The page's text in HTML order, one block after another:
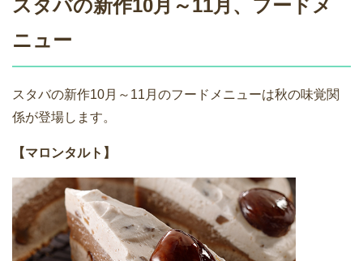
スタバの新作10月～11月、フードメ
ニュー
スタバの新作10月～11月のフードメニューは秋の味覚関
係が登場します。
【マロンタルト】